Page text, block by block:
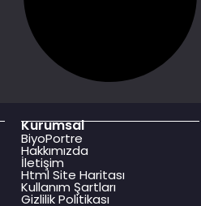
Kurumsal
BiyoPortre
Hakkımızda
İletişim
Html Site Haritası
Kullanım Şartları
Gizlilik Politikası